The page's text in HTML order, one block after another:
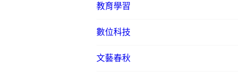
教育學習
數位科技
文藝春秋